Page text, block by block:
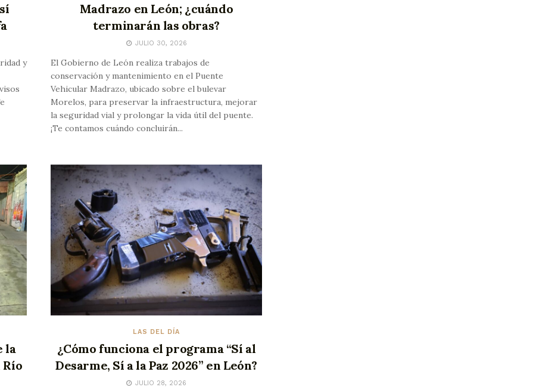
y
Madrazo en León; ¿cuándo
terminarán las obras?
JULIO 30, 2026
El Gobierno de León realiza trabajos de
conservación y mantenimiento en el Puente
Vehicular Madrazo, ubicado sobre el bulevar
Morelos, para preservar la infraestructura, mejorar
la seguridad vial y prolongar la vida útil del puente.
¡Te contamos cuándo concluirán...
la
LAS DEL DÍA
¿Cómo funciona el programa “Sí al
Desarme, Sí a la Paz 2026” en León?
JULIO 28, 2026